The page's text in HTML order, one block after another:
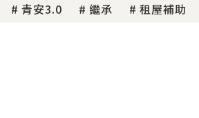
青安3.0 繼承 租屋補助